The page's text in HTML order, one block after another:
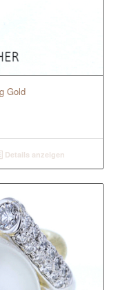
Gold
Details anzeigen